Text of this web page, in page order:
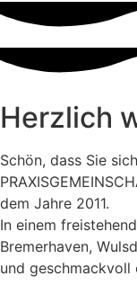
Herzlich
Schön, dass Sie
dem Jahre 2011.
In einem
Bremerhaven,
und geschmackvoll